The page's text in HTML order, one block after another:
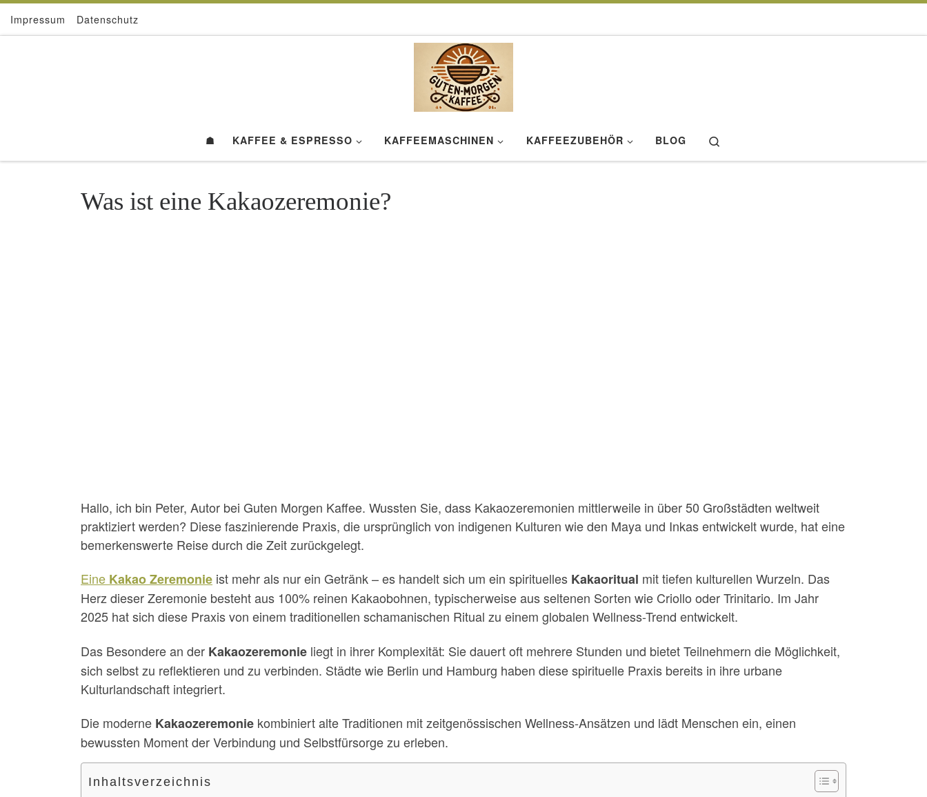
Zum Inhalt springen
Impressum Datenschutz
☗ KAFFEE & ESPRESSO KAFFEEMASCHINEN KAFFEEZUBEHÖR BLOG
Was ist eine Kakaozeremonie?
Hallo, ich bin Peter, Autor bei Guten Morgen Kaffee. Wussten Sie, dass Kakaozeremonien mittlerweile in über 50 Großstädten weltweit
praktiziert werden? Diese faszinierende Praxis, die ursprünglich von indigenen Kulturen wie den Maya und Inkas entwickelt wurde, hat eine
bemerkenswerte Reise durch die Zeit zurückgelegt.
Eine Kakao Zeremonie ist mehr als nur ein Getränk – es handelt sich um ein spirituelles Kakaoritual mit tiefen kulturellen Wurzeln. Das
Herz dieser Zeremonie besteht aus 100% reinen Kakaobohnen, typischerweise aus seltenen Sorten wie Criollo oder Trinitario. Im Jahr
2025 hat sich diese Praxis von einem traditionellen schamanischen Ritual zu einem globalen Wellness-Trend entwickelt.
Das Besondere an der Kakaozeremonie liegt in ihrer Komplexität: Sie dauert oft mehrere Stunden und bietet Teilnehmern die Möglichkeit,
sich selbst zu reflektieren und zu verbinden. Städte wie Berlin und Hamburg haben diese spirituelle Praxis bereits in ihre urbane
Kulturlandschaft integriert.
Die moderne Kakaozeremonie kombiniert alte Traditionen mit zeitgenössischen Wellness-Ansätzen und lädt Menschen ein, einen
bewussten Moment der Verbindung und Selbstfürsorge zu erleben.
Inhaltsverzeichnis